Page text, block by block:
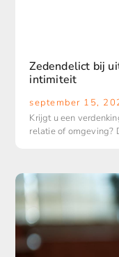
Zedendelict bij
intimiteit
september 15,
Krijgt u een
relatie of omgeving?